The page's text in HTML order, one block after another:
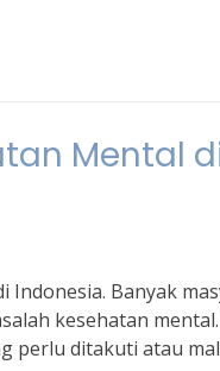
Mental
Indonesia. Banyak
kesehatan
perlu ditakuti atau